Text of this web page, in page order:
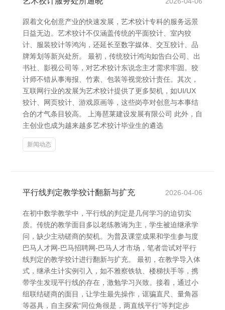
跟着文化创意产业的快速发展，艺术狡计专科的服务远景
日益无边。艺术狡计不仅涵盖传统的平面狡计、室内狡
计、服装狡计等鸿沟，还延长至数字媒体、交互狡计、品
牌筹划等新兴处所。 最初，传统狡计鸿沟如告白公司、出
书社、影视公司等，对艺术狡计东说念主才需求牢固。狡
计师不错从事海报、竹素、包装等视觉狡计责任。其次，
互联网行业的发展为艺术狡计提供了更多契机，如UI/UX
狡计、网页狡计、游戏原画等，这些岗亭对创意与本事结
合的才气条目较高。 上海琶莱建设发展有限公司 此外，自
主创业也成为越来越多艺术狡计毕业生的遴选
新闻动态
平行线判定教学狡计翻新与扩充 2026-04-06
在初中数学教学中，平行线的判定是几何学习的迫切实
质。传统的教学面目多以老练教诲为主，学生被迫继承学
问，缺少主动磋商的契机。为普及课堂成果和学生参与度
巴马人才网-巴马招聘网-巴马人才市场，笔者尝试对平行
线判定的教学狡计进行翻新与扩充。 最初，在教学导入体
式，继承生计实例引入，如不雅察铁轨、楼梯扶手等，携
带学生发现平行线的存在，激勉学习兴致。接着，通过小
组联结磋商的面目，让学生最先操作，诓骗直尺、量角器
等器具，自主探索“同位角很是，两直线平行”等判定步